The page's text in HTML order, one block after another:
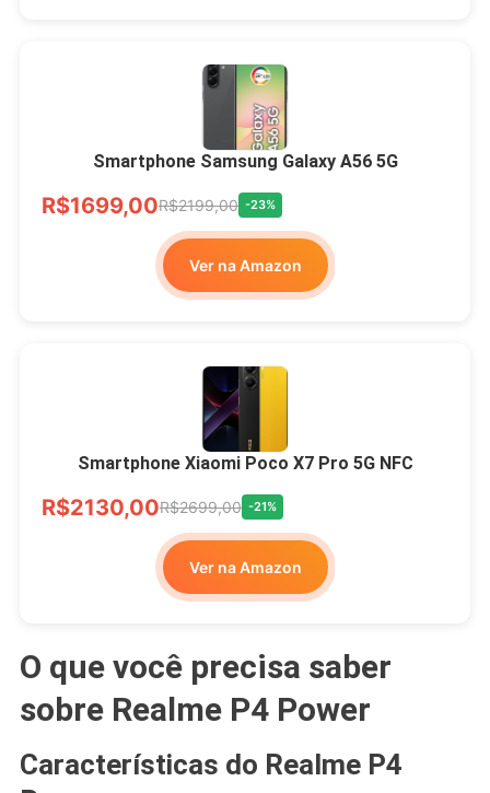
Smartphone Samsung Galaxy A56 5G
R$1699,00R$2199,00 -23%
Ver na Amazon
Smartphone Xiaomi Poco X7 Pro 5G NFC
R$2130,00R$2699,00 -21%
Ver na Amazon
O que você precisa saber
sobre Realme P4 Power
Características do Realme P4